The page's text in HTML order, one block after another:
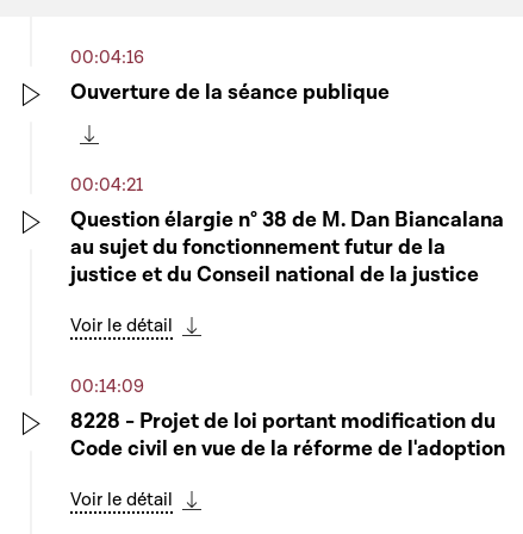
00:04:16
Ouverture de la séance publique
00:04:21
Question élargie n° 38 de M. Dan Biancalana
au sujet du fonctionnement futur de la
justice et du Conseil national de la justice
Voir le détail
Play
00:14:09
8228 - Projet de loi portant modification du
Code civil en vue de la réforme de l'adoption
Voir le détail